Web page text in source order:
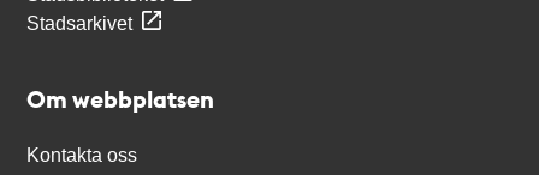
Stadsarkivet
Om webbplatsen
Kontakta oss